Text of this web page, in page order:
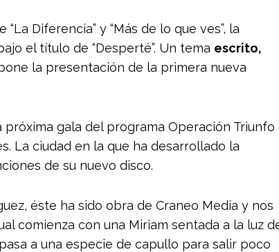
“La Diferencia” y “Más de lo que ves”, la
el título de “Desperté”. Un tema escrito,
la presentación de la primera nueva
gala del programa Operación Triunfo
La ciudad en la que ha desarrollado la
de su nuevo disco.
éste ha sido obra de Craneo Media y nos
comienza con una Miriam sentada a la luz
a una especie de capullo para salir poco